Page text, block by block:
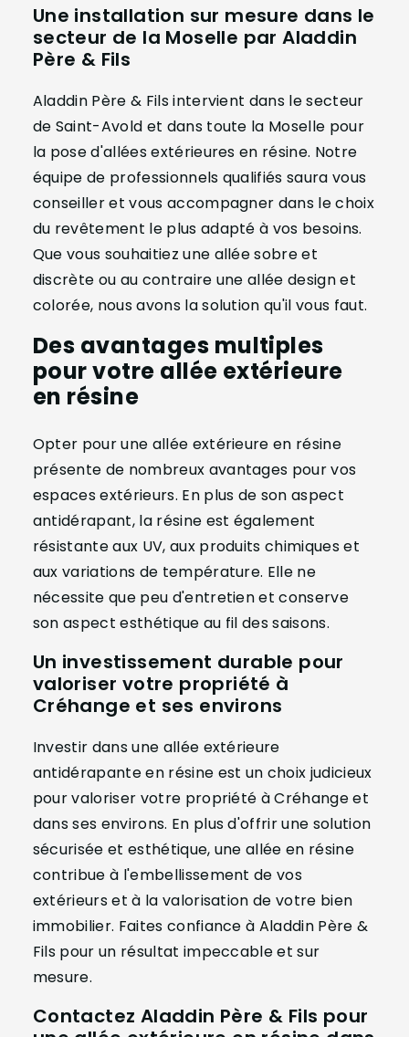
Une installation sur mesure dans le
secteur de la Moselle par Aladdin
Père & Fils
Aladdin Père & Fils intervient dans le secteur
de Saint-Avold et dans toute la Moselle pour
la pose d'allées extérieures en résine. Notre
équipe de professionnels qualifiés saura vous
conseiller et vous accompagner dans le choix
du revêtement le plus adapté à vos besoins.
Que vous souhaitiez une allée sobre et
discrète ou au contraire une allée design et
colorée, nous avons la solution qu'il vous faut.
Des avantages multiples
pour votre allée extérieure
en résine
Opter pour une allée extérieure en résine
présente de nombreux avantages pour vos
espaces extérieurs. En plus de son aspect
antidérapant, la résine est également
résistante aux UV, aux produits chimiques et
aux variations de température. Elle ne
nécessite que peu d'entretien et conserve
son aspect esthétique au fil des saisons.
Un investissement durable pour
valoriser votre propriété à
Créhange et ses environs
Investir dans une allée extérieure
antidérapante en résine est un choix judicieux
pour valoriser votre propriété à Créhange et
dans ses environs. En plus d'offrir une solution
sécurisée et esthétique, une allée en résine
contribue à l'embellissement de vos
extérieurs et à la valorisation de votre bien
immobilier. Faites confiance à Aladdin Père &
Fils pour un résultat impeccable et sur
mesure.
Contactez Aladdin Père & Fils pour